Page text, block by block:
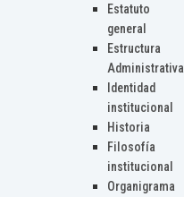
Estatuto
general
Estructura
Administrativa
Identidad
institucional
Historia
Filosofía
institucional
Organigrama